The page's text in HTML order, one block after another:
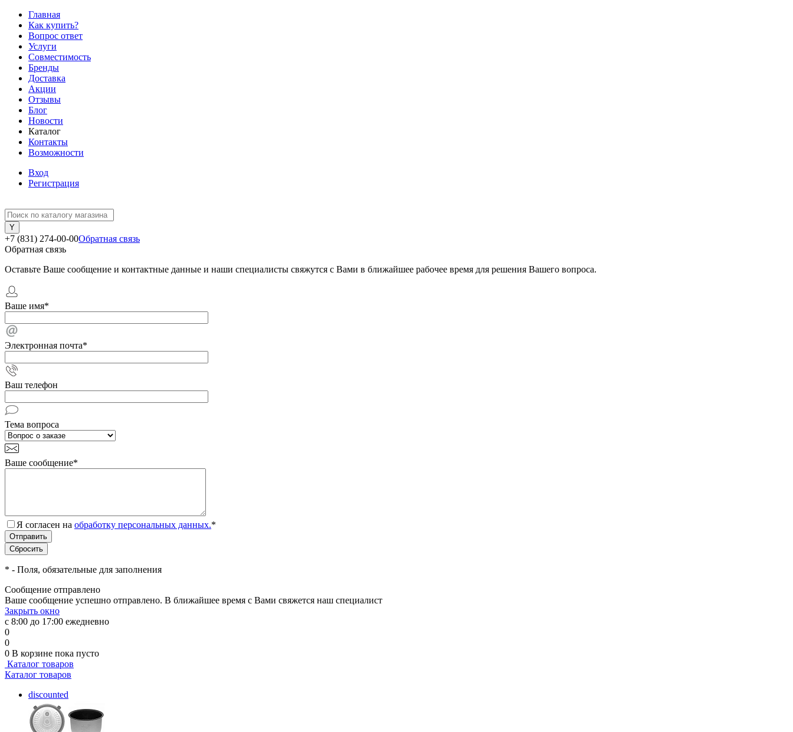
Главная
Как купить?
Вопрос ответ
Услуги
Совместимость
Бренды
Доставка
Акции
Отзывы
Блог
Новости
Каталог
Контакты
Возможности
Вход
Регистрация
+7 (831) 274-00-00Обратная связь
Обратная связь
Оставьте Ваше сообщение и контактные данные и наши специалисты свяжутся с Вами в ближайшее рабочее время для решения Вашего вопроса.
Ваше имя*
Электронная почта*
Ваш телефон
Тема вопроса
Ваше сообщение*
Я согласен на обработку персональных данных.*
* - Поля, обязательные для заполнения
Сообщение отправлено
Ваше сообщение успешно отправлено. В ближайшее время с Вами свяжется наш специалист
Закрыть окно
с 8:00 до 17:00 ежедневно
0
0
0 В корзине пока пусто
Каталог товаров
Каталог товаров
discounted